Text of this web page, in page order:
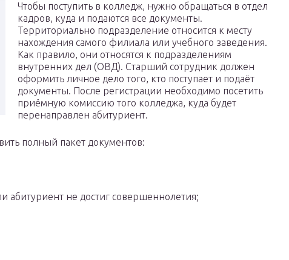
Чтобы поступить в колледж, нужно обращаться в отдел
кадров, куда и подаются все документы.
Территориально подразделение относится к месту
нахождения самого филиала или учебного заведения.
Как правило, они относятся к подразделениям
внутренних дел (ОВД). Старший сотрудник должен
оформить личное дело того, кто поступает и подаёт
документы. После регистрации необходимо посетить
приёмную комиссию того колледжа, куда будет
перенаправлен абитуриент.
полный пакет документов:
абитуриент не достиг совершеннолетия;